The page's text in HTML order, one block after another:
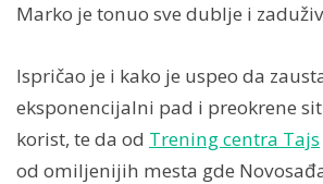
Marko je tonuo sve dublje i
Ispričao je i kako je uspeo da
eksponencijalni pad i preokrene
korist, te da od Trening centra Tajs
od omiljenijih mesta gde